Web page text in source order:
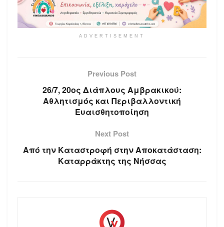
ADVERTISEMENT
Previous Post
26/7, 20ος Διάπλους Αμβρακικού:
Αθλητισμός και Περιβαλλοντική
Ευαισθητοποίηση
Next Post
Από την Καταστροφή στην Αποκατάσταση:
Καταρράκτης της Νήσσας